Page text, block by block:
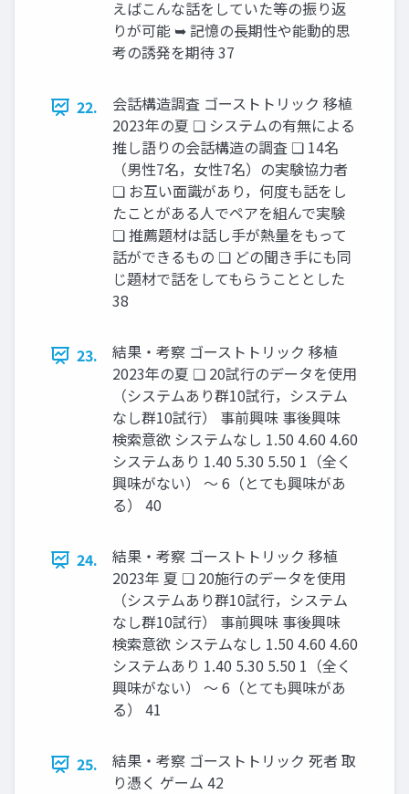
えばこんな話をしていた等の振り返
りが可能 ➥ 記憶の長期性や能動的思
考の誘発を期待 37
22.
会話構造調査 ゴーストトリック 移植
2023年の夏 ❏ システムの有無による
推し語りの会話構造の調査 ❏ 14名
（男性7名，女性7名）の実験協力者
❏ お互い面識があり，何度も話をし
たことがある人でペアを組んで実験
❏ 推薦題材は話し手が熱量をもって
話ができるもの ❏ どの聞き手にも同
じ題材で話をしてもらうこととした
38
23.
結果・考察 ゴーストトリック 移植
2023年の夏 ❏ 20試行のデータを使用
（システムあり群10試行，システム
なし群10試行） 事前興味 事後興味
検索意欲 システムなし 1.50 4.60 4.60
システムあり 1.40 5.30 5.50 1（全く
興味がない） 〜 6（とても興味があ
る） 40
24.
結果・考察 ゴーストトリック 移植
2023年 夏 ❏ 20施行のデータを使用
（システムあり群10試行，システム
なし群10試行） 事前興味 事後興味
検索意欲 システムなし 1.50 4.60 4.60
システムあり 1.40 5.30 5.50 1（全く
興味がない） 〜 6（とても興味があ
る） 41
25.
結果・考察 ゴーストトリック 死者 取
り憑く ゲーム 42